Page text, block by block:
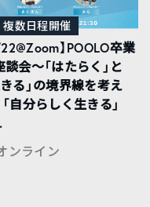
複数日程開催
22@Zoom】POOLO卒業
談会〜「はたらく」と
きる」の境界線を考え
「自分らしく生きる」
ンライン